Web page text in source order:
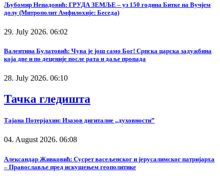
Љубомир Ненадовић: ГРУДА ЗЕМЉЕ – уз 150 година Битке на Вучјем
долу (Митрополит Амфилохије: Беседа)
29. July 2026. 06:02
Валентина Булатовић: Чува је још само Бог! Српска царска задужбина
која две и по деценије после рата и даље пропада
28. July 2026. 06:10
Тачка гледишта
Тајана Потерјахин: Изазов дигиталне „духовности”
04. August 2026. 06:08
Александар Живковић: Сусрет васељенског и јерусалимског патријарха
– Православље пред искушењем геополитике